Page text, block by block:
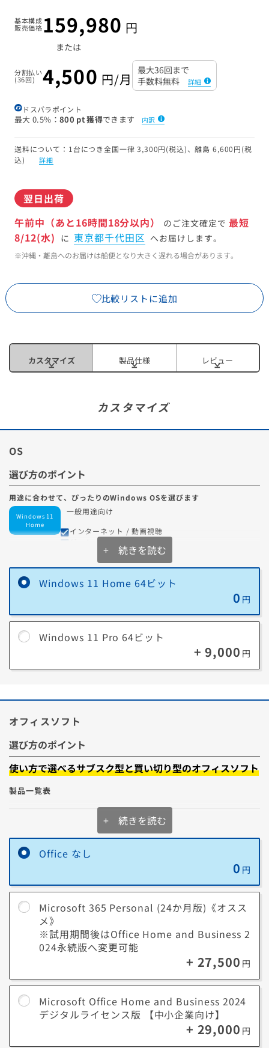
基本構成
販売価格159,980 円
または
分割払い
(36回) 4,500 円/月
最大36回まで
手数料無料
詳細
ドスパラポイント
最大0.5% 800 pt 獲得できます 内訳
送料について：1台につき全国一律 3,300円(税込)、離島 6,600円(税
込)
詳細
翌日出荷
午前中（あと16時間18分以内）
のご注文確定で 最短
8/12(水) に 東京都千代田区 へお届けします。
※沖縄・離島へのお届けは船便となり大きく遅れる場合があります。
比較リストに追加
カスタマイズ 製品仕様 レビュー
カスタマイズ
OS
選び方のポイント
用途に合わせて、ぴったりのWindows OSを選びます
Windows 11
Home
一般用途向け
インターネット / 動画視聴
自宅での利用が中心
Windows 11
Pro
業務・管理用途向け
重要なデータを扱う
パソコンのドライブを暗号化する機能です。暗号化することでパソコン
リモートデスクトップ
別のデバイスからWindows 11 Proを搭載したパソコンを遠隔操作する
例えばテレワークなどで、会社のパソコンにあるデータを利用したいと
いったケースでは大変便利です。
Windows 情報保護
企業データを偶発的に漏洩させないように保護する機能です。
+ 続きを読む
Windows 11 Home 64ビット
0 円
Windows 11 Pro 64ビット
+ 9,000 円
オフィスソフト
選び方のポイント
使い方で選べるサブスク型と買い切り型のオフィスソフト
製品一覧表
Home and
Business 2024
【買い切り型】
Word Excel PowerPoint Outlook OneNote
※一部のモデルでは選択できない場合がございます。
Microsoft 365とOfficeについて詳しくはこちら
■ Microsoft 365 Personalとは？
月額でいつでもOfficeアプリの最新版が利用できるサブスク型、AI機能
「Copilot」と1TBのクラウドストレージも利用可能。
1ユーザー(アカウント)あたりPCやスマートフォンなど最大5台のデバイ
+ 続きを読む
Office なし
0 円
Microsoft 365 Personal (24か月版)《オスス
メ》
※試用期間後はOffice Home and Business 2
024永続版へ変更可能
+ 27,500 円
Microsoft Office Home and Business 2024
デジタルライセンス版 【中小企業向け】
+ 29,000 円